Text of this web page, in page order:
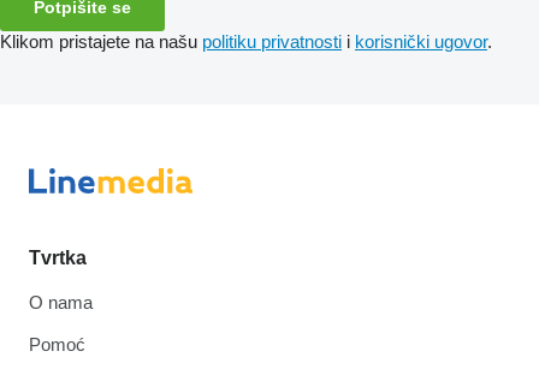
Potpišite se
Klikom pristajete na našu politiku privatnosti i korisnički ugovor.
Tvrtka
O nama
Pomoć